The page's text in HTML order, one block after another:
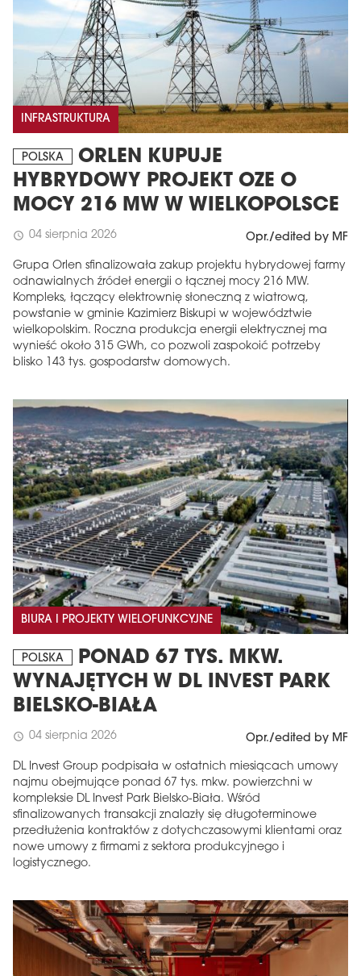
INFRASTRUKTURA
POLSKA
ORLEN KUPUJE
HYBRYDOWY PROJEKT OZE O
MOCY 216 MW W WIELKOPOLSCE
schedule 04 sierpnia 2026 Opr./edited by MF
Grupa Orlen sfinalizowała zakup projektu hybrydowej farmy
odnawialnych źródeł energii o łącznej mocy 216 MW.
Kompleks, łączący elektrownię słoneczną z wiatrową,
powstanie w gminie Kazimierz Biskupi w województwie
wielkopolskim. Roczna produkcja energii elektrycznej ma
wynieść około 315 GWh, co pozwoli zaspokoić potrzeby
blisko 143 tys. gospodarstw domowych.
BIURA I PROJEKTY WIELOFUNKCYJNE
POLSKA
PONAD 67 TYS. MKW.
WYNAJĘTYCH W DL INVEST PARK
BIELSKO-BIAŁA
schedule 04 sierpnia 2026 Opr./edited by MF
DL Invest Group podpisała w ostatnich miesiącach umowy
najmu obejmujące ponad 67 tys. mkw. powierzchni w
kompleksie DL Invest Park Bielsko-Biała. Wśród
sfinalizowanych transakcji znalazły się długoterminowe
przedłużenia kontraktów z dotychczasowymi klientami oraz
nowe umowy z firmami z sektora produkcyjnego i
logistycznego.
MAGAZYN
Wydanie 6 (308)
Więcej w tym wydaniu
arrow_forward
Zamów teraz!